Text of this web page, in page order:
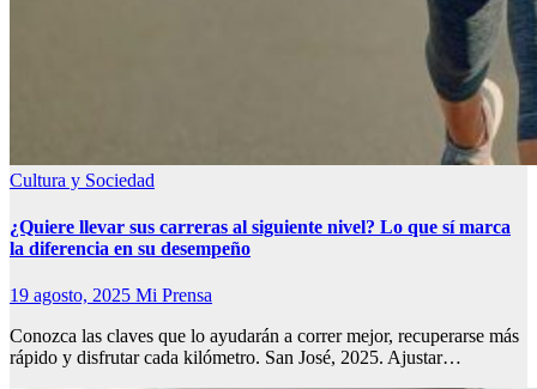
Cultura y Sociedad
¿Quiere llevar sus carreras al siguiente nivel? Lo que sí marca
la diferencia en su desempeño
19 agosto, 2025 Mi Prensa
Conozca las claves que lo ayudarán a correr mejor, recuperarse más
rápido y disfrutar cada kilómetro. San José, 2025. Ajustar…